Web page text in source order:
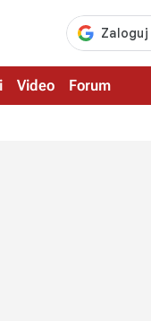
Video Forum